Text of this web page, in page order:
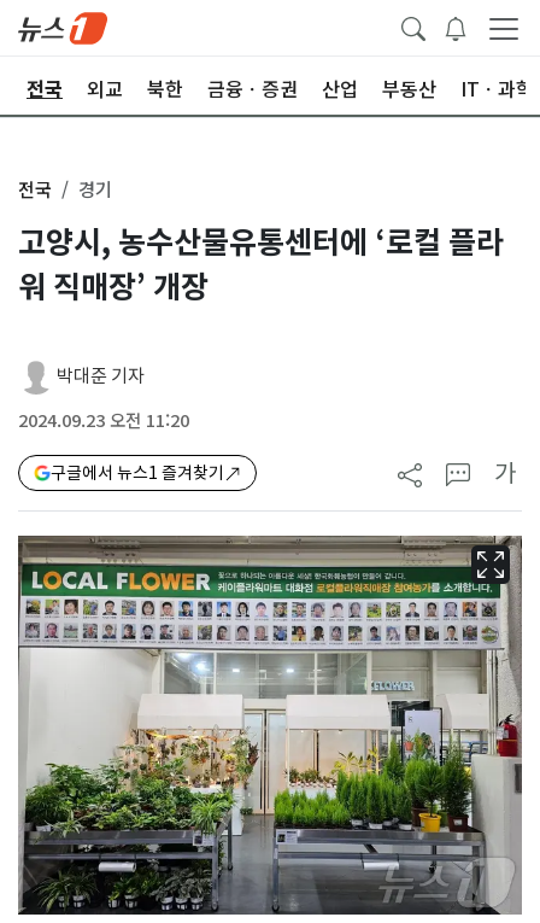
전국 외교 북한 금융ㆍ증권 산업 부동산 ITㆍ과학
전국 경기
고양시, 농수산물유통센터에 ‘로컬 플라
워 직매장’ 개장
박대준 기자
2024.09.23 오전 11:20
구글에서 뉴스1 즐겨찾기 가